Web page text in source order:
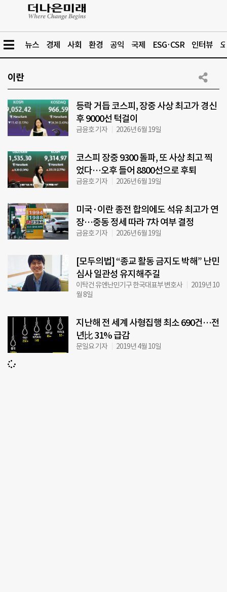
뉴스 경제 사회 환경 공익 국제 ESG·CSR 인터뷰
이란
등락 거듭 코스피, 장중 사상 최고가 경신
후 9000선 턱걸이
금윤호 기자 2026년 6월 19일
코스피 장중 9300 돌파, 또 사상 최고 찍
었다…오후 들어 8800선으로 후퇴
금윤호 기자 2026년 6월 19일
미국·이란 종전 합의에도 석유 최고가 연
장…중동 정세 따라 7차 여부 결정
금윤호 기자 2026년 6월 19일
[모두의법] “종교 활동 금지도 박해” 난민
심사 일관성 유지해주길
이탁건 유엔난민기구 한국대표부 변호사
2019년 10
월 8일
지난해 전 세계 사형집행 최소 690건…전
년比 31% 급감
문일요 기자 2019년 4월 10일